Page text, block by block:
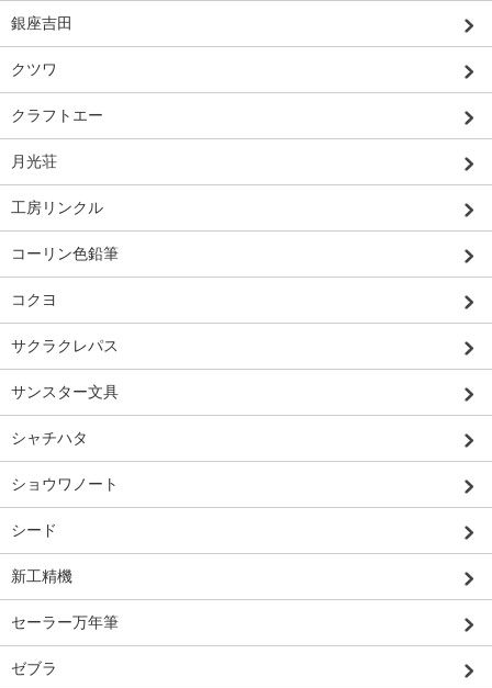
銀座吉田
クツワ
クラフトエー
月光荘
工房リンクル
コーリン色鉛筆
コクヨ
サクラクレパス
サンスター文具
シャチハタ
ショウワノート
シード
新工精機
セーラー万年筆
ゼブラ